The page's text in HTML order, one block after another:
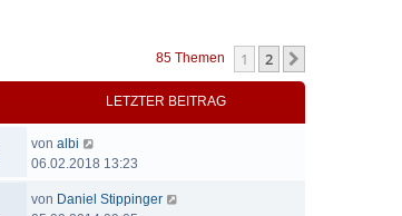
85 Themen 1 2
LETZTER BEITRAG
von albi
06.02.2018 13:23
von Daniel Stippinger